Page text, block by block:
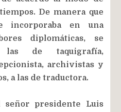
De manera que
incorporaba en una
diplomáticas, se
las de taquigrafía,
archivistas y
a las de traductora.
presidente Luis